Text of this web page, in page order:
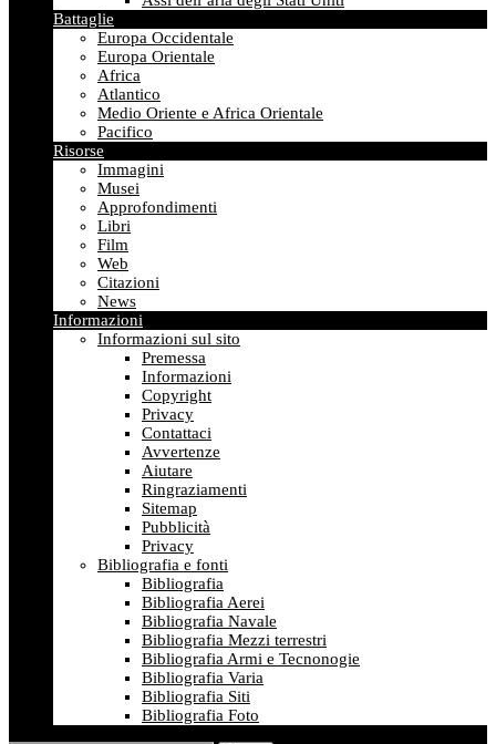
Battaglie
Europa Occidentale
Europa Orientale
Africa
Atlantico
Medio Oriente e Africa Orientale
Pacifico
Risorse
Immagini
Musei
Approfondimenti
Libri
Film
Web
Citazioni
News
Informazioni
Informazioni sul sito
Premessa
Informazioni
Copyright
Privacy
Contattaci
Avvertenze
Aiutare
Ringraziamenti
Sitemap
Pubblicità
Privacy
Bibliografia e fonti
Bibliografia
Bibliografia Aerei
Bibliografia Navale
Bibliografia Mezzi terrestri
Bibliografia Armi e Tecnonogie
Bibliografia Varia
Bibliografia Siti
Bibliografia Foto